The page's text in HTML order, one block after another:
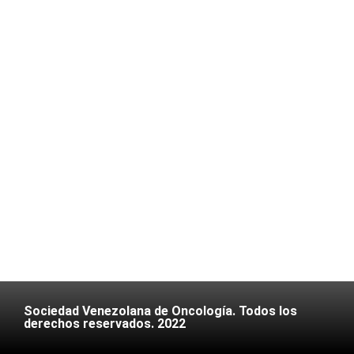
Sociedad Venezolana de Oncología. Todos los
derechos reservados. 2022